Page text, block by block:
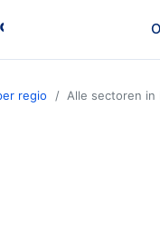
regio Alle sectoren in